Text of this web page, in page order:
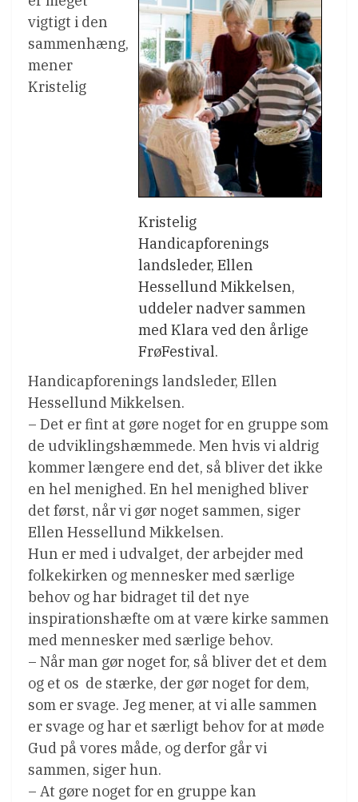
Kristelig
Handicapforenings
landsleder, Ellen
Hessellund Mikkelsen,
uddeler nadver sammen
med Klara ved den årlige
FrøFestival.
vigtigt i den
sammenhæng,
mener
Kristelig
Handicapforenings landsleder, Ellen
Hessellund Mikkelsen.
– Det er fint at gøre noget for en gruppe som
de udviklingshæmmede. Men hvis vi aldrig
kommer længere end det, så bliver det ikke
en hel menighed. En hel menighed bliver
det først, når vi gør noget sammen, siger
Ellen Hessellund Mikkelsen.
Hun er med i udvalget, der arbejder med
folkekirken og mennesker med særlige
behov og har bidraget til det nye
inspirationshæfte om at være kirke sammen
med mennesker med særlige behov.
– Når man gør noget for, så bliver det et dem
og et os  de stærke, der gør noget for dem,
som er svage. Jeg mener, at vi alle sammen
er svage og har et særligt behov for at møde
Gud på vores måde, og derfor går vi
sammen, siger hun.
– At gøre noget for en gruppe kan